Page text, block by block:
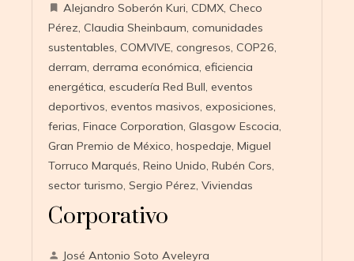
Alejandro Soberón Kuri, CDMX, Checo
Pérez, Claudia Sheinbaum, comunidades
sustentables, COMVIVE, congresos, COP26,
derram, derrama económica, eficiencia
energética, escudería Red Bull, eventos
deportivos, eventos masivos, exposiciones,
ferias, Finace Corporation, Glasgow Escocia,
Gran Premio de México, hospedaje, Miguel
Torruco Marqués, Reino Unido, Rubén Cors,
sector turismo, Sergio Pérez, Viviendas
Corporativo
José Antonio Soto Aveleyra